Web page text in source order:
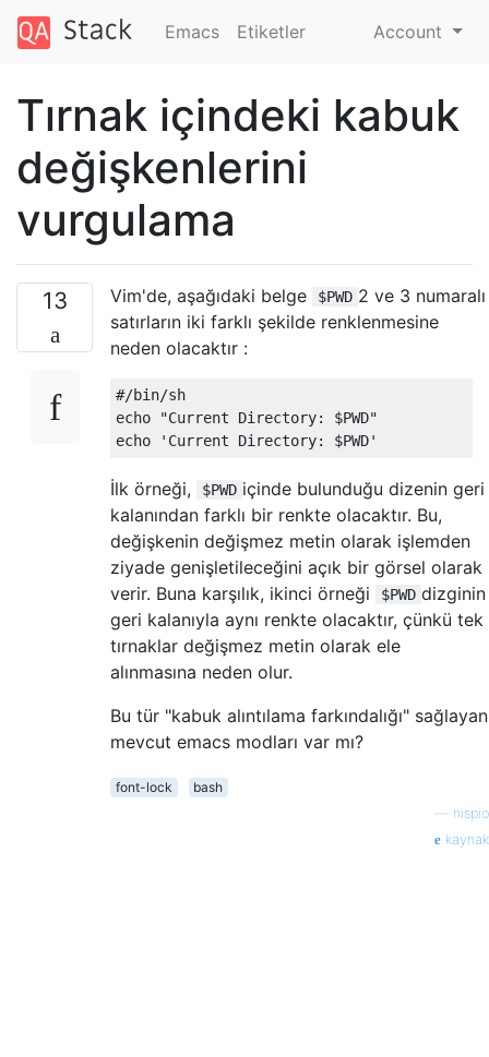
Emacs Etiketler Account
Tırnak içindeki kabuk
değişkenlerini
vurgulama
13 Vim'de, aşağıdaki belge $PWD 2 ve 3 numaralı
satırların iki farklı şekilde renklenmesine
neden olacaktır :
#/bin/sh
echo "Current Directory: $PWD"
İlk örneği, $PWD içinde bulunduğu dizenin geri
kalanından farklı bir renkte olacaktır. Bu,
değişkenin değişmez metin olarak işlemden
ziyade genişletileceğini açık bir görsel olarak
verir. Buna karşılık, ikinci örneği
$PWD dizginin
geri kalanıyla aynı renkte olacaktır, çünkü tek
tırnaklar değişmez metin olarak ele
alınmasına neden olur.
Bu tür "kabuk alıntılama farkındalığı" sağlayan
mevcut emacs modları var mı?
font-lock
bash
nispio
kaynak